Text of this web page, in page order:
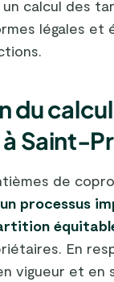
calcul des
légales et
du
Saint-
de
processus
En
vigueur et en